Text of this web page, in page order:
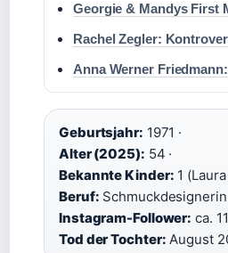
Georgie & Mandys First
Rachel Zegler:
Anna Werner
Geburtsjahr: 1971 ·
Alter (2025): 54 ·
Bekannte Kinder: 1
Beruf:
Instagram-Follower: ca.
Tod der Tochter: August